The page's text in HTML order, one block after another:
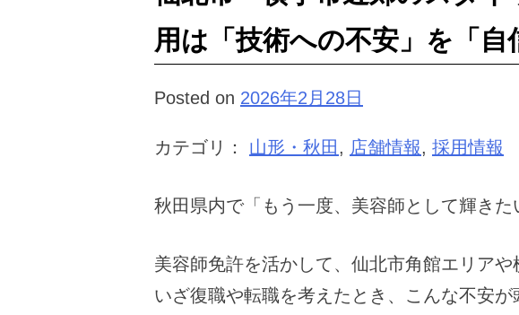
用は「技術への不安」を「
Posted on 2026年2月28日
カテゴリ： 山形・秋田 , 店舗情報, 採用情報
秋田県内で「もう一度、美容師として輝き
美容師免許を活かして、仙北市角館エリア
いざ復職や転職を考えたとき、こんな不安が